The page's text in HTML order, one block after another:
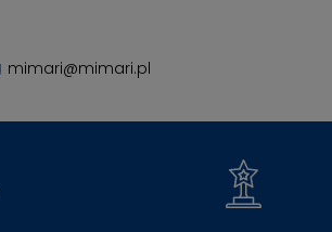
mimari@mimari.pl